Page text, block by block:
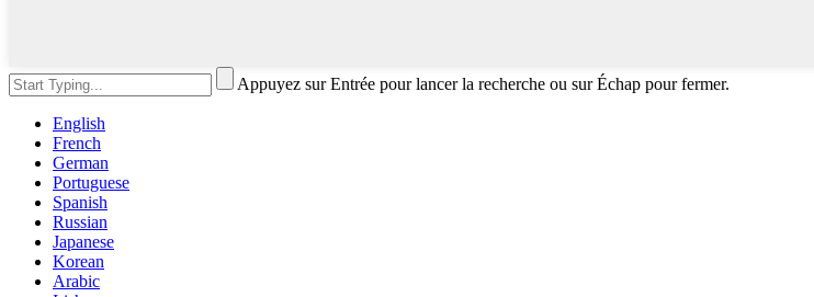
Appuyez sur Entrée pour lancer la recherche ou sur Échap pour fermer.
English
French
German
Portuguese
Spanish
Russian
Japanese
Korean
Arabic